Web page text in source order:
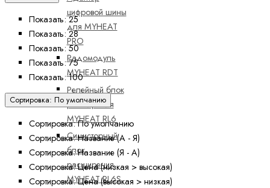
цифровой шины
для MYHEAT
PRO
Радомодуль
MYHEAT RDT
Релейный блок
расширения
MYHEAT RL6
Симисторный
блок
расширения
MYHEAT RL6S
Показать: 25
Показать: 28
Показать: 50
Показать: 75
Показать: 100
Сортировка: По умолчанию
Сортировка: По умолчанию
Сортировка: Название (А - Я)
Сортировка: Название (Я - А)
Сортировка: Цена (низкая > высокая)
Сортировка: Цена (высокая > низкая)